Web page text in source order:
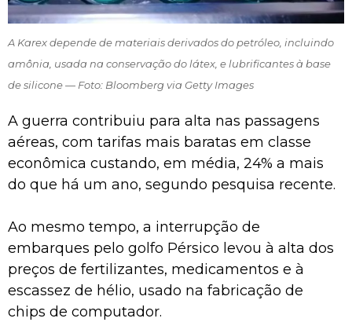
A Karex depende de materiais derivados do petróleo, incluindo
amônia, usada na conservação do látex, e lubrificantes à base
de silicone — Foto: Bloomberg via Getty Images
A guerra contribuiu para alta nas passagens
aéreas, com tarifas mais baratas em classe
econômica custando, em média, 24% a mais
do que há um ano, segundo pesquisa recente.
Ao mesmo tempo, a interrupção de
embarques pelo golfo Pérsico levou à alta dos
preços de fertilizantes, medicamentos e à
escassez de hélio, usado na fabricação de
chips de computador.